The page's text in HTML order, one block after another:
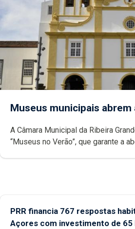
Museus municipais
A Câmara Municipal da Ribeira
“Museus no Verão”, que garante a
PRR financia 767 respostas
Açores com investimento de 65